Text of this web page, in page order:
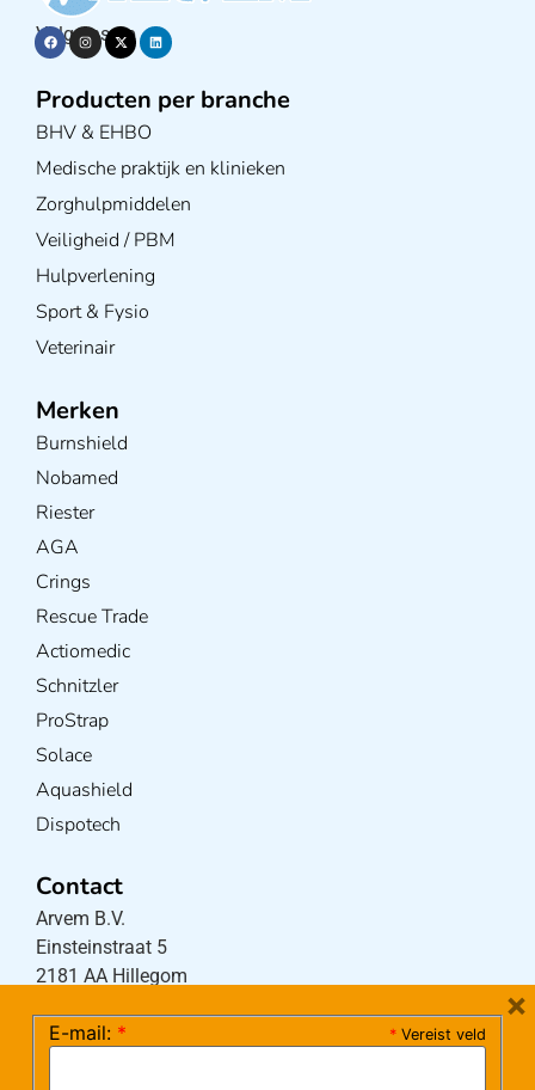
Volg ons op
Producten per branche
BHV & EHBO
Medische praktijk en klinieken
Zorghulpmiddelen
Veiligheid / PBM
Hulpverlening
Sport & Fysio
Veterinair
Merken
Burnshield
Nobamed
Riester
AGA
Crings
Rescue Trade
Actiomedic
Schnitzler
ProStrap
Solace
Aquashield
Dispotech
Contact
Arvem B.V.
Einsteinstraat 5
2181 AA Hillegom
* Vereist veld
E-mail: *
×